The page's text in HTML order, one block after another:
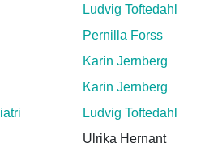
Ludvig Toftedahl
Pernilla Forss
Karin Jernberg
Karin Jernberg
Ludvig Toftedahl
Ulrika Hernant